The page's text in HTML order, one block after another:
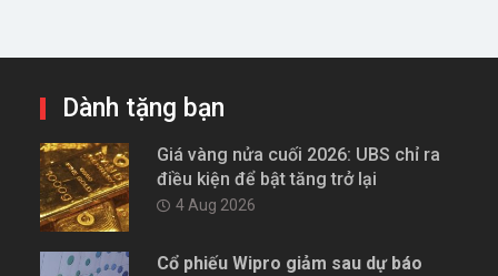
Dành tặng bạn
Giá vàng nửa cuối 2026: UBS chỉ ra
điều kiện để bật tăng trở lại
4 Aug 2026
Cổ phiếu Wipro giảm sau dự báo